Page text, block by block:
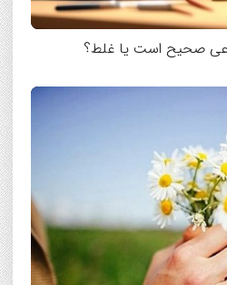
صحیح است یا غلط؟